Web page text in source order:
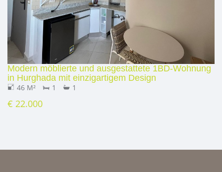
Modern möblierte und ausgestattete 1BD-Wohnung
in Hurghada mit einzigartigem Design
46 M² 1 1
€ 22.000